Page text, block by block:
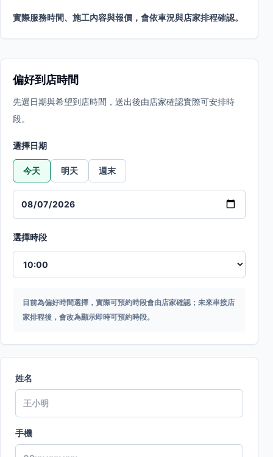
實際服務時間、施工內容與報價，會依車況與店家排程確認。
偏好到店時間
先選日期與希望到店時間，送出後由店家確認實際可安排時
段。
選擇日期
今天 明天 週末
選擇時段
目前為偏好時間選擇，實際可預約時段會由店家確認；未來串接店
家排程後，會改為顯示即時可預約時段。
姓名
手機